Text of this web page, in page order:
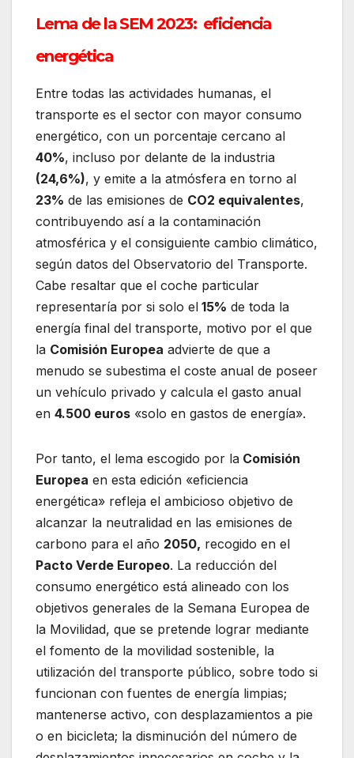
Lema de la SEM 2023: eficiencia
energética
Entre todas las actividades humanas, el
transporte es el sector con mayor consumo
energético, con un porcentaje cercano al
40%, incluso por delante de la industria
(24,6%), y emite a la atmósfera en torno al
23% de las emisiones de CO2 equivalentes,
contribuyendo así a la contaminación
atmosférica y el consiguiente cambio climático,
según datos del Observatorio del Transporte.
Cabe resaltar que el coche particular
representaría por si solo el 15% de toda la
energía final del transporte, motivo por el que
la Comisión Europea advierte de que a
menudo se subestima el coste anual de poseer
un vehículo privado y calcula el gasto anual
en 4.500 euros «solo en gastos de energía».
Por tanto, el lema escogido por la Comisión
Europea en esta edición «eficiencia
energética» refleja el ambicioso objetivo de
alcanzar la neutralidad en las emisiones de
carbono para el año 2050, recogido en el
Pacto Verde Europeo. La reducción del
consumo energético está alineado con los
objetivos generales de la Semana Europea de
la Movilidad, que se pretende lograr mediante
el fomento de la movilidad sostenible, la
utilización del transporte público, sobre todo si
funcionan con fuentes de energía limpias;
mantenerse activo, con desplazamientos a pie
o en bicicleta; la disminución del número de